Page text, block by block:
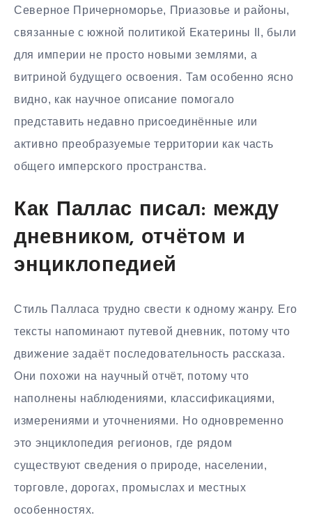
Северное Причерноморье, Приазовье и районы,
связанные с южной политикой Екатерины II, были
для империи не просто новыми землями, а
витриной будущего освоения. Там особенно ясно
видно, как научное описание помогало
представить недавно присоединённые или
активно преобразуемые территории как часть
общего имперского пространства.
Как Паллас писал: между
дневником, отчётом и
энциклопедией
Стиль Палласа трудно свести к одному жанру. Его
тексты напоминают путевой дневник, потому что
движение задаёт последовательность рассказа.
Они похожи на научный отчёт, потому что
наполнены наблюдениями, классификациями,
измерениями и уточнениями. Но одновременно
это энциклопедия регионов, где рядом
существуют сведения о природе, населении,
торговле, дорогах, промыслах и местных
особенностях.